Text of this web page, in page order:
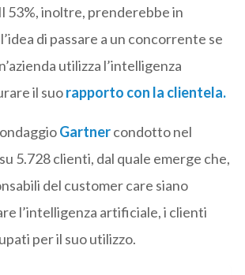
53%, inoltre, prenderebbe in
di passare a un concorrente se
utilizza l’intelligenza
il suorapporto con la clientela.
Gartnercondotto nel
5.728 clienti, dal quale emerge che,
del customer care siano
l’intelligenza artificiale, i clienti
per il suo utilizzo.